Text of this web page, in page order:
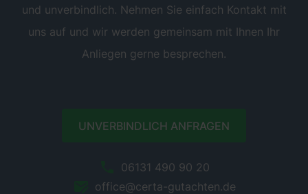
und unverbindlich. Nehmen Sie einfach Kontakt mit
uns auf und wir werden gemeinsam mit Ihnen Ihr
Anliegen gerne besprechen.
UNVERBINDLICH ANFRAGEN
06131 490 90 20
office@certa-gutachten.de